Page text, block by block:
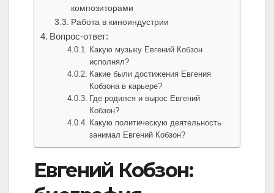
композиторами
Работа в киноиндустрии
Вопрос-ответ:
Какую музыку Евгений Кобзон
исполнял?
Какие были достижения Евгения
Кобзона в карьере?
Где родился и вырос Евгений
Кобзон?
Какую политическую деятельность
занимал Евгений Кобзон?
Евгений Кобзон: